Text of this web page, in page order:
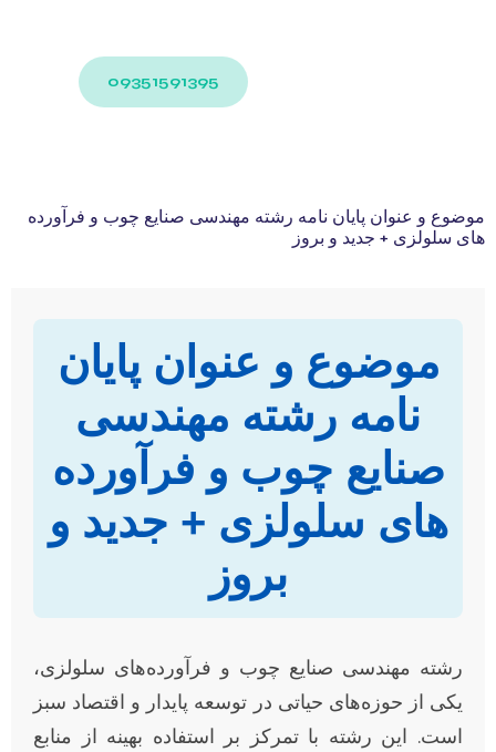
09351591395
موضوع و عنوان پایان نامه رشته مهندسی صنایع چوب و فرآورده
های سلولزی + جدید و بروز
موضوع و عنوان پایان
نامه رشته مهندسی
صنایع چوب و فرآورده
های سلولزی + جدید و
بروز
رشته مهندسی صنایع چوب و فرآورده‌های سلولزی،
یکی از حوزه‌های حیاتی در توسعه پایدار و اقتصاد سبز
است. این رشته با تمرکز بر استفاده بهینه از منابع